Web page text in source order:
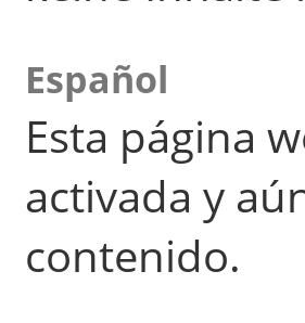
Español
Esta página
activada y
contenido.